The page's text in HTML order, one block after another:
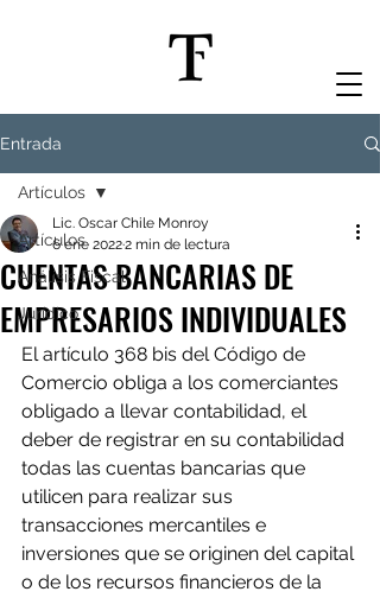
Entrada
Artículos
Análisis Fiscal
Jurídico
Artículos
CUENTAS BANCARIAS DE
EMPRESARIOS INDIVIDUALES
Lic. Oscar Chile Monroy
6 ene 20222 min de lectura
El artículo 368 bis del Código de
Comercio obliga a los comerciantes
obligado a llevar contabilidad, el
deber de registrar en su contabilidad
todas las cuentas bancarias que
utilicen para realizar sus
transacciones mercantiles e
inversiones que se originen del capital
o de los recursos financieros de la